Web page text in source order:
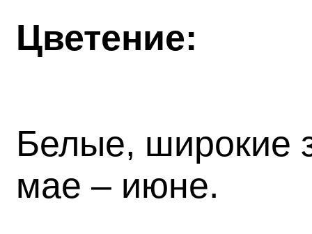
Цветение:
Белые, широкие
мае – июне.